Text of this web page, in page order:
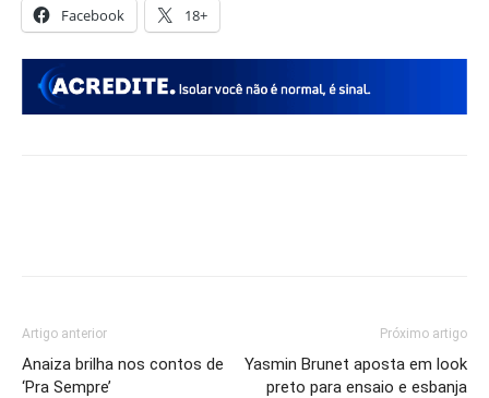
Facebook 18+
Artigo anterior
Anaiza brilha nos contos de
‘Pra Sempre’
Próximo artigo
Yasmin Brunet aposta em look
preto para ensaio e esbanja